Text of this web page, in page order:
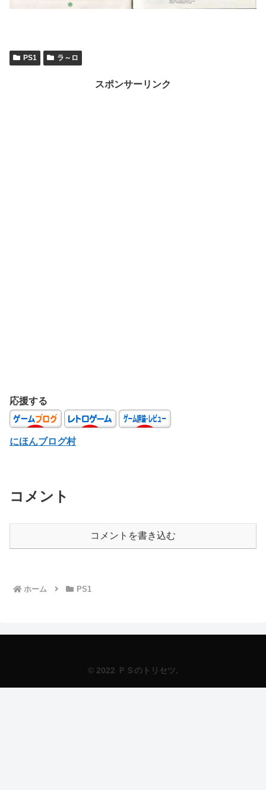
PS1 ラ～ロ
スポンサーリンク
応援する
にほんブログ村
コメント
コメントを書き込む
ホーム PS1
© 2022 ＰＳのトリセツ.